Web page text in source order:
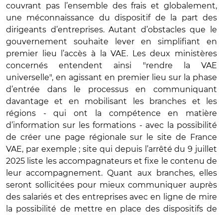
couvrant pas l’ensemble des frais et globalement,
une méconnaissance du dispositif de la part des
dirigeants d’entreprises. Autant d’obstacles que le
gouvernement souhaite lever en simplifiant en
premier lieu l’accès à la VAE. Les deux ministères
concernés entendent ainsi "rendre la VAE
universelle", en agissant en premier lieu sur la phase
d’entrée dans le processus en communiquant
davantage et en mobilisant les branches et les
régions - qui ont la compétence en matière
d’information sur les formations - avec la possibilité
de créer une page régionale sur le site de France
VAE, par exemple ; site qui depuis l’arrêté du 9 juillet
2025 liste les accompagnateurs et fixe le contenu de
leur accompagnement. Quant aux branches, elles
seront sollicitées pour mieux communiquer auprès
des salariés et des entreprises avec en ligne de mire
la possibilité de mettre en place des dispositifs de